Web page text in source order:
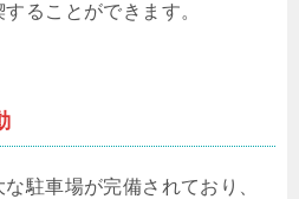
ることができます。
駐車場が完備されており、